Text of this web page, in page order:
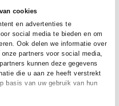
cookies
en advertenties te
social media te bieden en om
Ook delen we informatie over
partners voor social media,
kunnen deze gegevens
die u aan ze heeft verstrekt
basis van uw gebruik van hun
30°C machine wash